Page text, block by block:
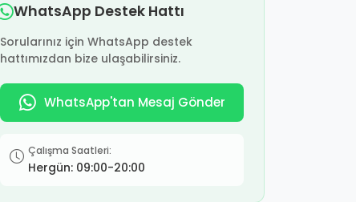
WhatsApp Destek Hattı
Sorularınız için WhatsApp destek
hattımızdan bize ulaşabilirsiniz.
WhatsApp'tan Mesaj Gönder
Çalışma Saatleri:
Hergün: 09:00-20:00